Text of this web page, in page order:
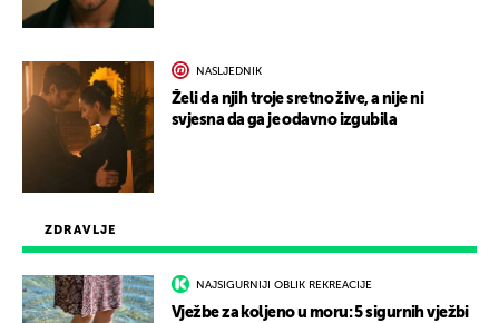
ZDRAVLJE
NAJSIGURNIJI OBLIK REKREACIJE
Vježbe za koljeno u moru: 5 sigurnih vježbi
NASLJEDNIK
Želi da njih troje sretno žive, a nije ni
svjesna da ga je odavno izgubila